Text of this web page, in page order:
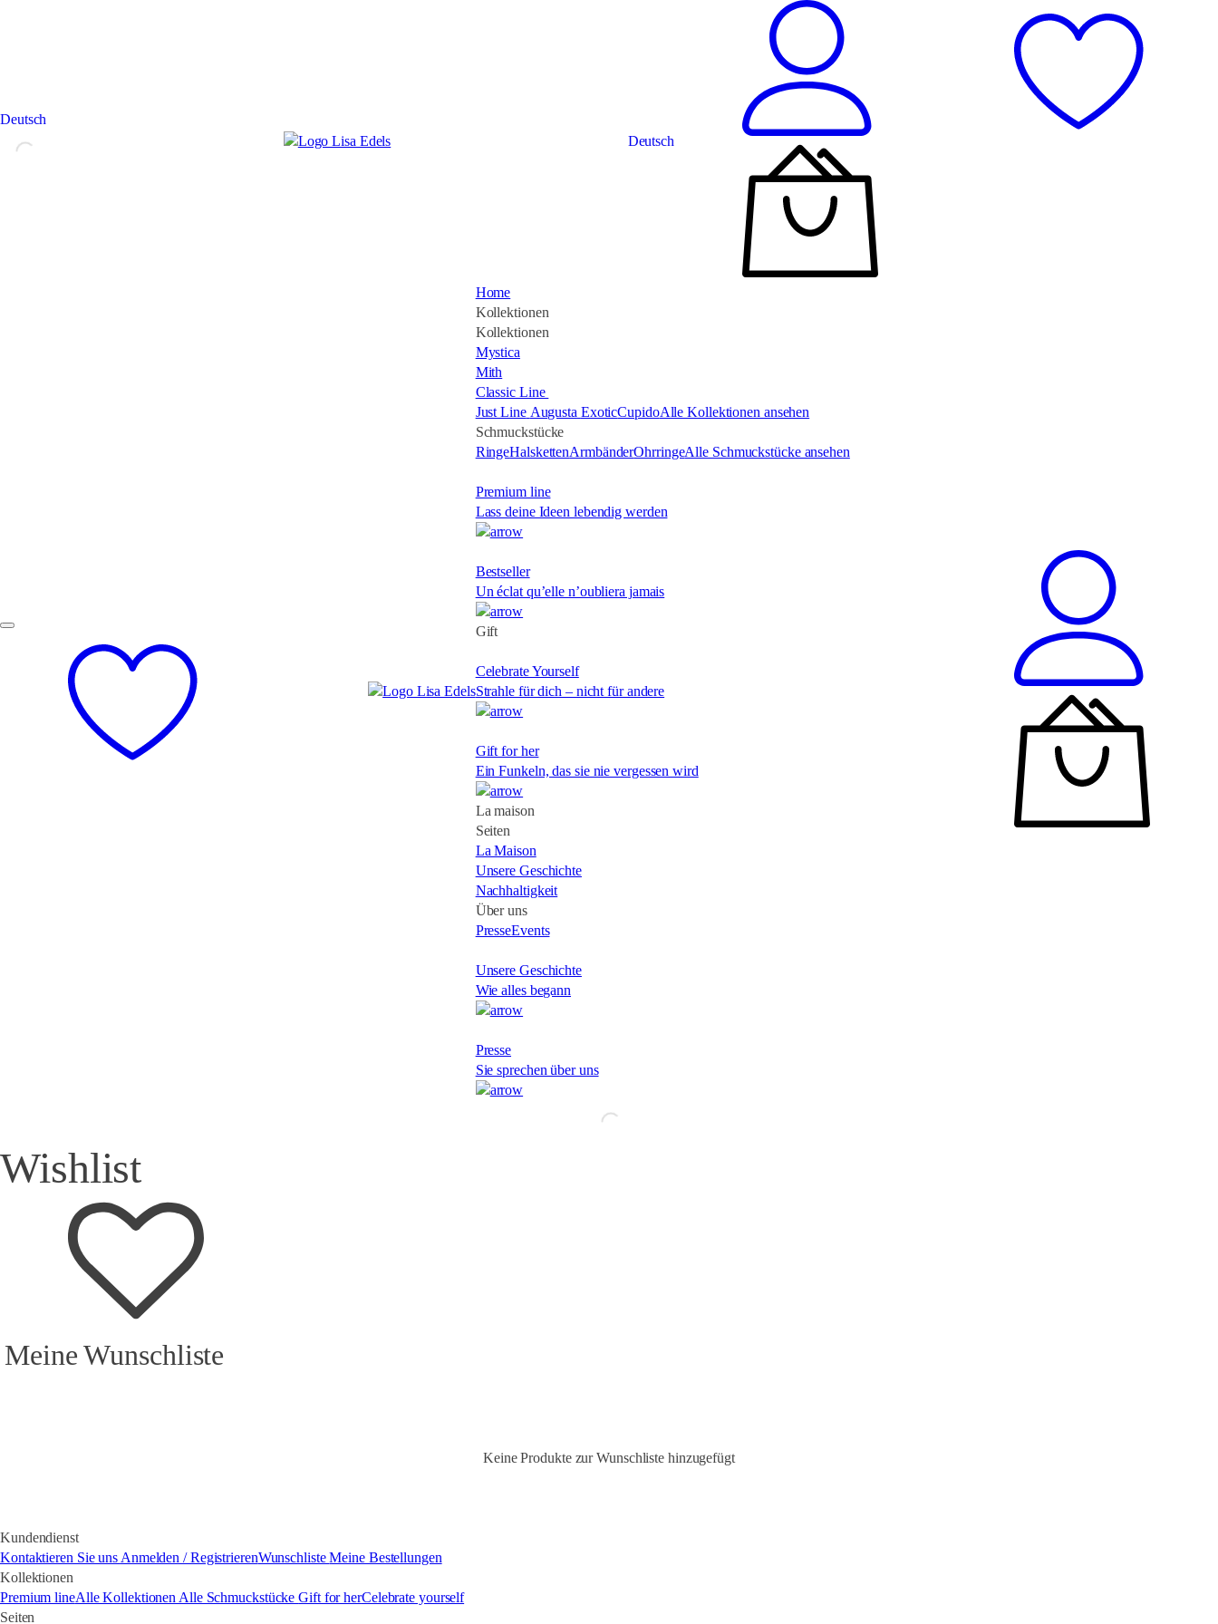
Deutsch
Deutsch
Home
Kollektionen
Kollektionen
Mystica
Mith
Classic Line
Just Line Augusta ExoticCupidoAlle Kollektionen ansehen
Schmuckstücke
RingeHalskettenArmbänderOhrringeAlle Schmuckstücke ansehen
Premium line
Lass deine Ideen lebendig werden
Bestseller
Un éclat qu’elle n’oubliera jamais
Gift
Celebrate Yourself
Strahle für dich – nicht für andere
Gift for her
Ein Funkeln, das sie nie vergessen wird
La maison
Seiten
La Maison
Unsere Geschichte
Nachhaltigkeit
Über uns
PresseEvents
Unsere Geschichte
Wie alles begann
Presse
Sie sprechen über uns
Wishlist
Meine Wunschliste
Keine Produkte zur Wunschliste hinzugefügt
Kundendienst
Kontaktieren Sie uns Anmelden / RegistrierenWunschlisteMeine Bestellungen
Kollektionen
Premium lineAlle Kollektionen Alle SchmuckstückeGift for herCelebrate yourself
Seiten